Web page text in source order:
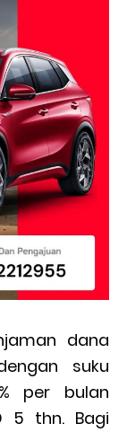
dana
suku
per bulan
5 thn. Bagi